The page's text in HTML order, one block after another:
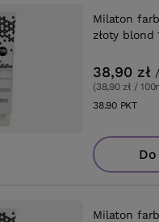
Milaton
złoty blond
38,90 zł /
(38,90 zł /
38.90PKT
Milaton